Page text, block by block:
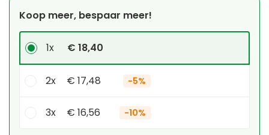
Koop meer, bespaar meer!
1x € 18,40
2x € 17,48 -5%
3x € 16,56 -10%